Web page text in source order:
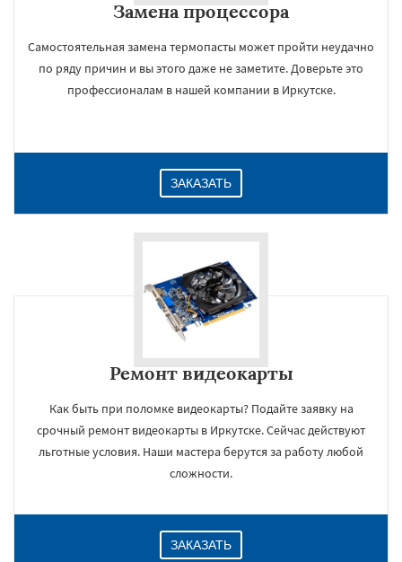
Замена процессора
Самостоятельная замена термопасты может пройти неудачно
по ряду причин и вы этого даже не заметите. Доверьте это
профессионалам в нашей компании в Иркутске.
ЗАКАЗАТЬ
Ремонт видеокарты
Как быть при поломке видеокарты? Подайте заявку на
срочный ремонт видеокарты в Иркутске. Сейчас действуют
льготные условия. Наши мастера берутся за работу любой
сложности.
ЗАКАЗАТЬ